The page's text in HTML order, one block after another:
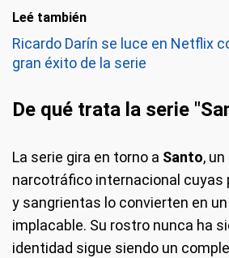
Leé también
Ricardo Darín se luce en Netflix
gran éxito de la serie
De qué trata la serie
La serie gira en torno a Santo, un
narcotráfico internacional
y sangrientas lo convierten en
implacable. Su rostro nunca ha
identidad sigue siendo un